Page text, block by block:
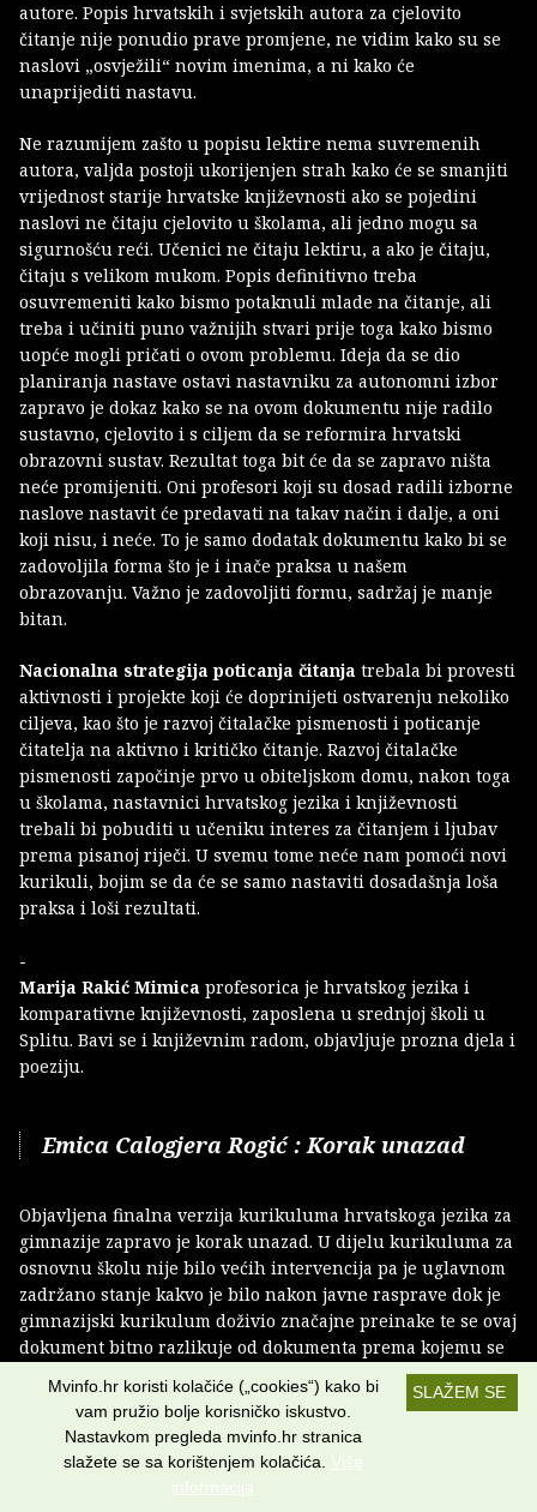
autore. Popis hrvatskih i svjetskih autora za cjelovito
čitanje nije ponudio prave promjene, ne vidim kako su se
naslovi „osvježili“ novim imenima, a ni kako će
unaprijediti nastavu.
Ne razumijem zašto u popisu lektire nema suvremenih
autora, valjda postoji ukorijenjen strah kako će se smanjiti
vrijednost starije hrvatske književnosti ako se pojedini
naslovi ne čitaju cjelovito u školama, ali jedno mogu sa
sigurnošću reći. Učenici ne čitaju lektiru, a ako je čitaju,
čitaju s velikom mukom. Popis definitivno treba
osuvremeniti kako bismo potaknuli mlade na čitanje, ali
treba i učiniti puno važnijih stvari prije toga kako bismo
uopće mogli pričati o ovom problemu. Ideja da se dio
planiranja nastave ostavi nastavniku za autonomni izbor
zapravo je dokaz kako se na ovom dokumentu nije radilo
sustavno, cjelovito i s ciljem da se reformira hrvatski
obrazovni sustav. Rezultat toga bit će da se zapravo ništa
neće promijeniti. Oni profesori koji su dosad radili izborne
naslove nastavit će predavati na takav način i dalje, a oni
koji nisu, i neće. To je samo dodatak dokumentu kako bi se
zadovoljila forma što je i inače praksa u našem
obrazovanju. Važno je zadovoljiti formu, sadržaj je manje
bitan.
Nacionalna strategija poticanja čitanja trebala bi provesti
aktivnosti i projekte koji će doprinijeti ostvarenju nekoliko
ciljeva, kao što je razvoj čitalačke pismenosti i poticanje
čitatelja na aktivno i kritičko čitanje. Razvoj čitalačke
pismenosti započinje prvo u obiteljskom domu, nakon toga
u školama, nastavnici hrvatskog jezika i književnosti
trebali bi pobuditi u učeniku interes za čitanjem i ljubav
prema pisanoj riječi. U svemu tome neće nam pomoći novi
kurikuli, bojim se da će se samo nastaviti dosadašnja loša
praksa i loši rezultati.
-
Marija Rakić Mimica profesorica je hrvatskog jezika i
komparativne književnosti, zaposlena u srednjoj školi u
Splitu. Bavi se i književnim radom, objavljuje prozna djela i
poeziju.
Emica Calogjera Rogić : Korak unazad
Objavljena finalna verzija kurikuluma hrvatskoga jezika za
gimnazije zapravo je korak unazad. U dijelu kurikuluma za
osnovnu školu nije bilo većih intervencija pa je uglavnom
zadržano stanje kakvo je bilo nakon javne rasprave dok je
gimnazijski kurikulum doživio značajne preinake te se ovaj
dokument bitno razlikuje od dokumenta prema kojemu se
upravo provodi eksperimentalna primjena reforme u
prvom razredu gimnazije. Kurikulum je razvojan
dokument, podrazumijeva se njegova otvorenost,
prilagodljivost, a konačna i službena, dakle obvezujuća,
verzija dokumenta propisuje čak i ulomke na kojima
SLAŽEM SE
Mvinfo.hr koristi kolačiće („cookies“) kako bi
vam pružio bolje korisničko iskustvo.
Nastavkom pregleda mvinfo.hr stranica
slažete se sa korištenjem kolačića. Više
informacija